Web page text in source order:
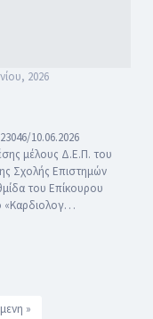
2026
10.06.2026
μέλους Δ.Ε.Π. του
Σχολής Επιστημών
του Επίκουρου
«Καρδιολογ…
»